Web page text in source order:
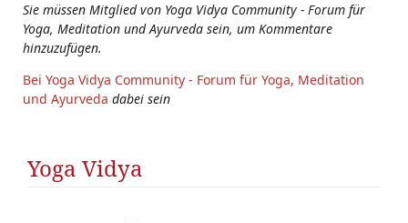
Sie müssen Mitglied von Yoga Vidya Community - Forum für
Yoga, Meditation und Ayurveda sein, um Kommentare
hinzuzufügen.
Bei Yoga Vidya Community - Forum für Yoga, Meditation
und Ayurveda dabei sein
Yoga Vidya